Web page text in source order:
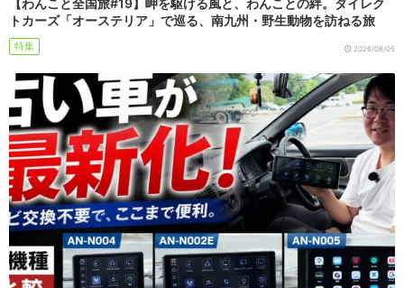
【わんこと全国旅#19】岬を駆ける風と、わんことの絆。ダイレク
トカーズ「オーステリア」で巡る、南九州・野生動物を訪ねる旅
特集 2026/08/05